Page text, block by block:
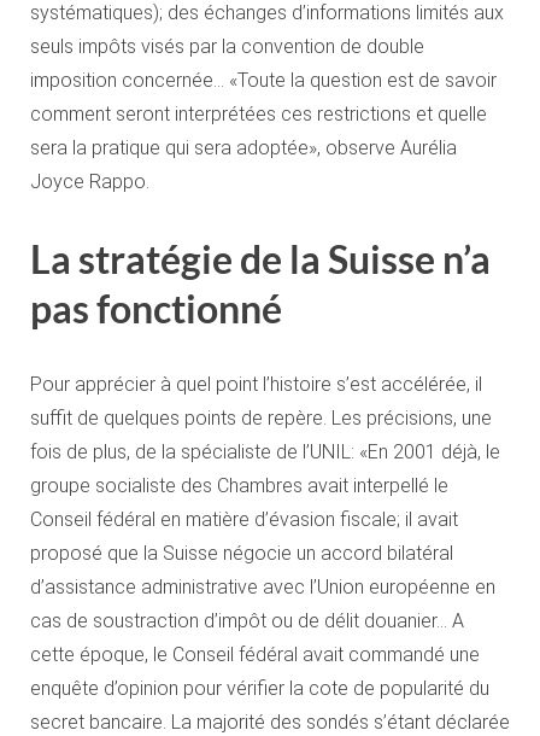
systématiques); des échanges d’informations limités aux
seuls impôts visés par la convention de double
imposition concernée… «Toute la question est de savoir
comment seront interprétées ces restrictions et quelle
sera la pratique qui sera adoptée», observe Aurélia
Joyce Rappo.
La stratégie de la Suisse n’a
pas fonctionné
Pour apprécier à quel point l’histoire s’est accélérée, il
suffit de quelques points de repère. Les précisions, une
fois de plus, de la spécialiste de l’UNIL: «En 2001 déjà, le
groupe socialiste des Chambres avait interpellé le
Conseil fédéral en matière d’évasion fiscale; il avait
proposé que la Suisse négocie un accord bilatéral
d’assistance administrative avec l’Union européenne en
cas de soustraction d’impôt ou de délit douanier… A
cette époque, le Conseil fédéral avait commandé une
enquête d’opinion pour vérifier la cote de popularité du
secret bancaire. La majorité des sondés s’étant déclarée